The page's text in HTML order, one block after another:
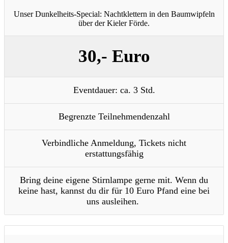
Unser Dunkelheits-Special: Nachtklettern in den Baumwipfeln
über der Kieler Förde.
30,- Euro
Eventdauer: ca. 3 Std.
Begrenzte Teilnehmendenzahl
Verbindliche Anmeldung, Tickets nicht
erstattungsfähig
Bring deine eigene Stirnlampe gerne mit. Wenn du
keine hast, kannst du dir für 10 Euro Pfand eine bei
uns ausleihen.